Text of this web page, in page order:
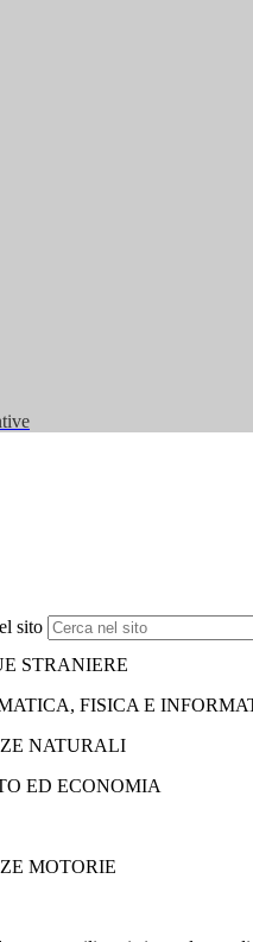
sito
STRANIERE
FISICA E
NATURALI
ED ECONOMIA
MOTORIE